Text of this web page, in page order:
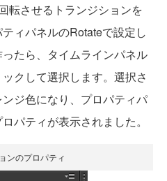
転させるトランジションを
ィパネルのRotateで設定し
たら、タイムラインパネル
クして選択します。選択さ
ジ色になり、プロパティパ
パティが表示されました。
ンのプロパティ